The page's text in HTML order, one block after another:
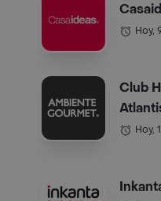
Hoy,
Club
Hoy,